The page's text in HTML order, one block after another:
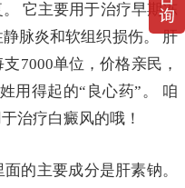
它主要用于治疗早期冻
脉炎和软组织损伤。 肝
7000单位，价格亲民，
用得起的“良心药”。 咱
治疗白癜风的哦！
的主要成分是肝素钠。